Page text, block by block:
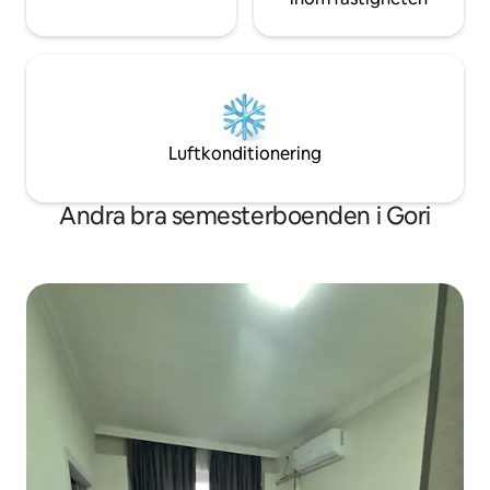
Luftkonditionering
Andra bra semesterboenden i Gori